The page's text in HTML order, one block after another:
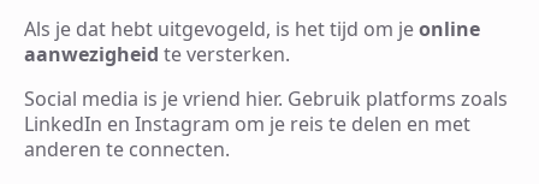
Als je dat hebt uitgevogeld, is het tijd om jeonline
aanwezigheid te versterken.
Social media is je vriend hier. Gebruik platforms zoals
LinkedIn en Instagram om je reis te delen en met
anderen te connecten.